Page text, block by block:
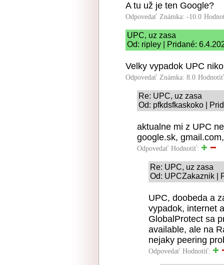
A tu už je ten Google?
Odpovedať Známka: -10.0
UPC, uz zasa
Od: ripley | Pridané:
Velky vypadok UPC
Odpovedať Známka: 8.0
Re: UPC, uz zasa
Od: pfkdsfkaskoko |
aktualne mi z UPC
google.sk,
Odpovedať Hodnotiť:
Re: UPC, uz zasa
Od: UPCZakaznik |
UPC, doobeda a
vypadok, internet
GlobalProtect sa
available, ale na
nejaky peering
Odpovedať Hodnotiť: